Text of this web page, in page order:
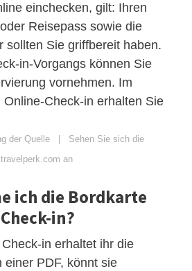
einchecken, gilt: Ihren
Reisepass sowie die
sollten Sie griffbereit haben.
in-Vorgangs können Sie
vornehmen. Im
Check-in erhalten Sie
der Quelle
Sehen Sie sich die
an
ich die Bordkarte
in?
in erhaltet ihr die
einer PDF, könnt sie